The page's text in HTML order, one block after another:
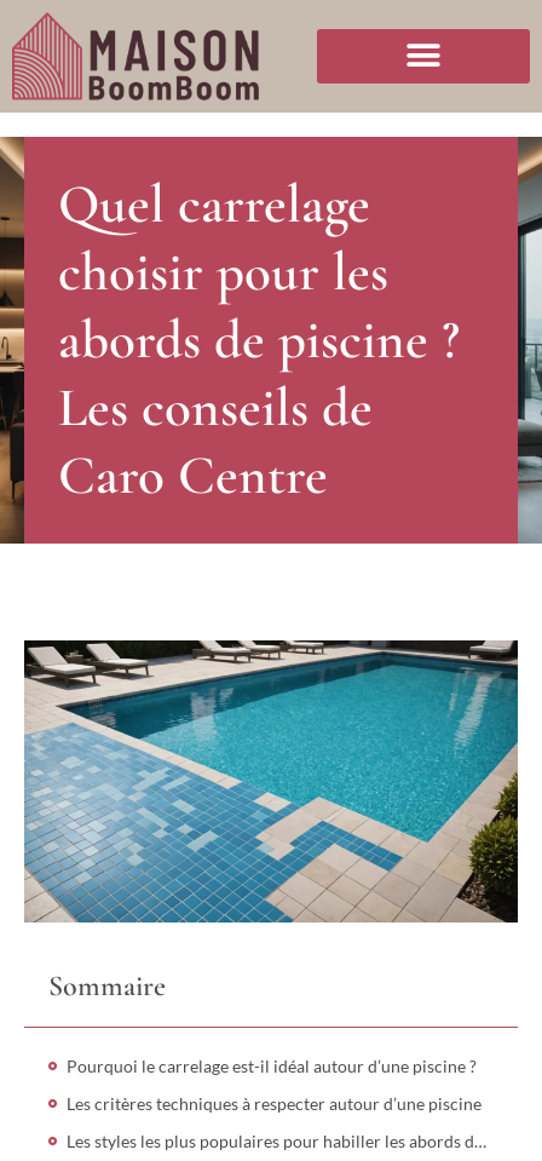
Quel carrelage
choisir pour les
abords de piscine ?
Les conseils de
Caro Centre
Sommaire
Pourquoi le carrelage est-il idéal autour d’une piscine ?
Les critères techniques à respecter autour d’une piscine
Les styles les plus populaires pour habiller les abords de piscine